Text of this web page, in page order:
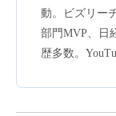
動。ビズリー
部門MVP、日
歴多数。